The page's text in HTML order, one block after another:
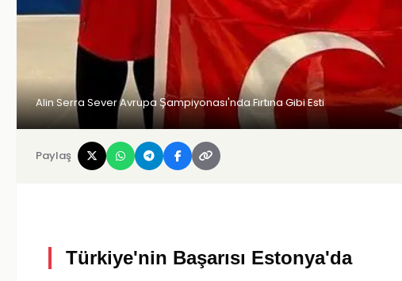
Alin Serra Sever Avrupa Şampiyonası'nda Fırtına Gibi Esti
Paylaş
Türkiye'nin Başarısı Estonya'da